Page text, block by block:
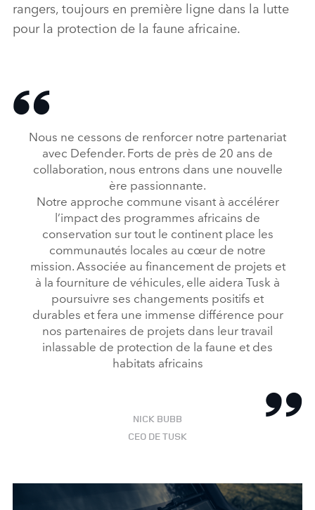
rangers, toujours en première ligne dans la lutte
pour la protection de la faune africaine.
Nous ne cessons de renforcer notre partenariat
avec Defender. Forts de près de 20 ans de
collaboration, nous entrons dans une nouvelle
ère passionnante.
Notre approche commune visant à accélérer
l’impact des programmes africains de
conservation sur tout le continent place les
communautés locales au cœur de notre
mission. Associée au financement de projets et
à la fourniture de véhicules, elle aidera Tusk à
poursuivre ses changements positifs et
durables et fera une immense différence pour
nos partenaires de projets dans leur travail
inlassable de protection de la faune et des
habitats africains
NICK BUBB
CEO DE TUSK